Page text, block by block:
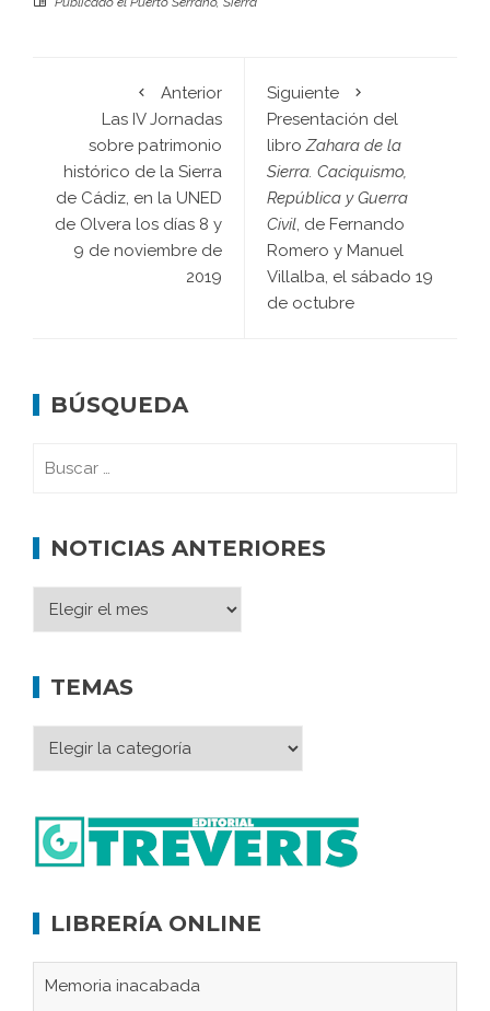
Anterior
Las IV Jornadas
sobre patrimonio
histórico de la Sierra
de Cádiz, en la UNED
de Olvera los días 8 y
9 de noviembre de
2019
Siguiente
Presentación del
libro Zahara de la
Sierra. Caciquismo,
República y Guerra
Civil , de Fernando
Romero y Manuel
Villalba, el sábado 19
de octubre
BÚSQUEDA
NOTICIAS ANTERIORES
TEMAS
LIBRERÍA ONLINE
Memoria inacabada